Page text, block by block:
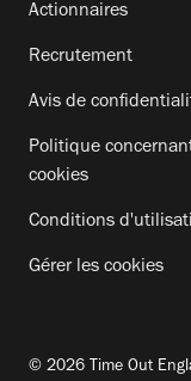
Actionnaires
Recrutement
Avis de
Politique
cookies
Conditions
Gérer les cookies
© 2026 Time Out